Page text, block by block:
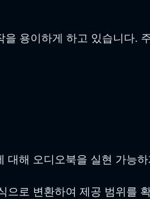
용이하게 하고 있습니다.
대해 오디오북을 실현 가능
으로 변환하여 제공 범위를